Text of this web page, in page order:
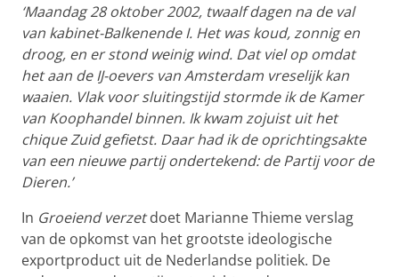
‘Maandag 28 oktober 2002, twaalf dagen na de val
van kabinet-Balkenende I. Het was koud, zonnig en
droog, en er stond weinig wind. Dat viel op omdat
het aan de IJ-oevers van Amsterdam vreselijk kan
waaien. Vlak voor sluitingstijd stormde ik de Kamer
van Koophandel binnen. Ik kwam zojuist uit het
chique Zuid gefietst. Daar had ik de oprichtingsakte
van een nieuwe partij ondertekend: de Partij voor de
Dieren.’
In Groeiend verzetdoet Marianne Thieme verslag
van de opkomst van het grootste ideologische
exportproduct uit de Nederlandse politiek. De